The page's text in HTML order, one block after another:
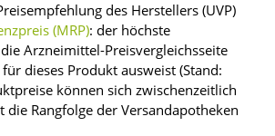
des Herstellers (UVP)
(MRP): der höchste
Arzneimittel-Preisvergleichsseite
dieses Produkt ausweist (Stand:
können sich zwischenzeitlich
die Rangfolge der Versandapotheken